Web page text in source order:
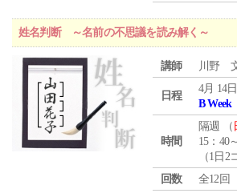
姓名判断 ～名前の不思議を読み解く～
講師 川野
日程
4月 14
B Week
時間
隔週 （
15：40
（1日2
回数
全12回